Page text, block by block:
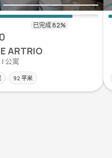
ARTRIO
公寓
92 平米